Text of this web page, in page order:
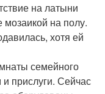
на латыни
на полу.
хотя ей
семейного
прислуги. Сейчас